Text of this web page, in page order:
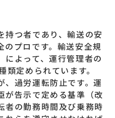
持つ者であり、輸送の安
プロです。輸送安全規
によって、運行管理者の
定められています。
、過労運転防止です。運
が告示で定める基準（改
者の勤務時間及び乗務時